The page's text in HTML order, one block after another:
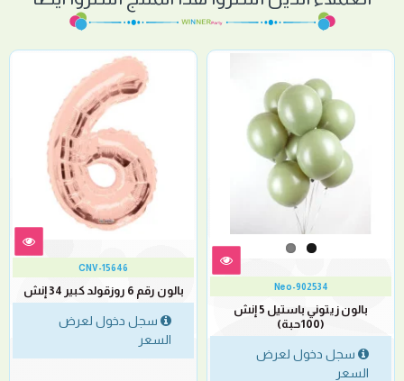
Neo-902534
بالون زيتوني باستيل 5 إنش
(100حبة)
سجل دخول لعرض
السعر
CNV-15646
بالون رقم 6 روزقولد كبير 34 إنش
سجل دخول لعرض
السعر